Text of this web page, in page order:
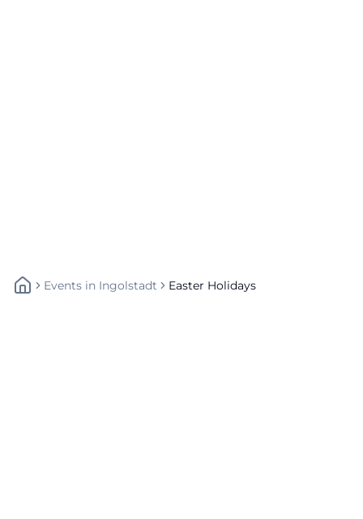
Events In Ingolstadt Easter Holidays